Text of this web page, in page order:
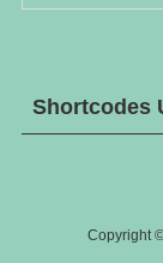
Shortcodes
Copyright